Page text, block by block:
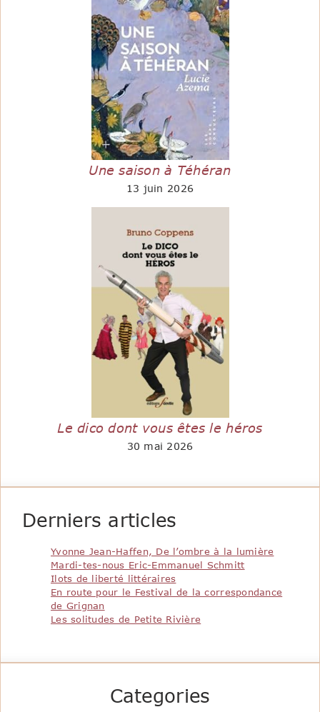
Une saison à Téhéran
13 juin 2026
Le dico dont vous êtes le héros
30 mai 2026
Derniers articles
Yvonne Jean-Haffen, De l’ombre à la lumière
Mardi-tes-nous Eric-Emmanuel Schmitt
Ilots de liberté littéraires
En route pour le Festival de la correspondance
de Grignan
Les solitudes de Petite Rivière
Categories